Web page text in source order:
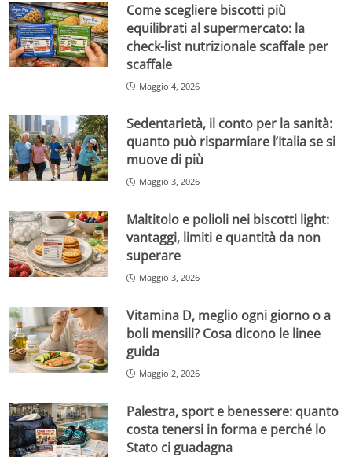
Come scegliere biscotti più
equilibrati al supermercato: la
check-list nutrizionale scaffale per
scaffale
Maggio 4, 2026
Sedentarietà, il conto per la sanità:
quanto può risparmiare l’Italia se si
muove di più
Maggio 3, 2026
Maltitolo e polioli nei biscotti light:
vantaggi, limiti e quantità da non
superare
Maggio 3, 2026
Vitamina D, meglio ogni giorno o a
boli mensili? Cosa dicono le linee
guida
Maggio 2, 2026
Palestra, sport e benessere: quanto
costa tenersi in forma e perché lo
Stato ci guadagna